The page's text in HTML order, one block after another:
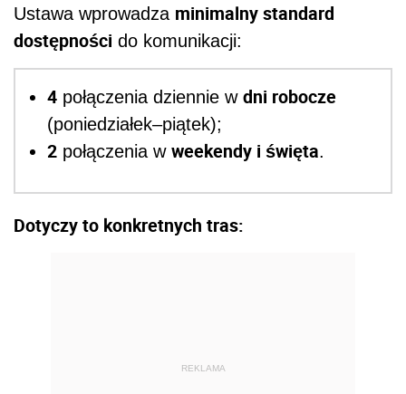
Ustawa wprowadza minimalny standard
dostępności do komunikacji:
4 połączenia dziennie w dni robocze
(poniedziałek–piątek);
2 połączenia w weekendy i święta.
Dotyczy to konkretnych tras:
REKLAMA